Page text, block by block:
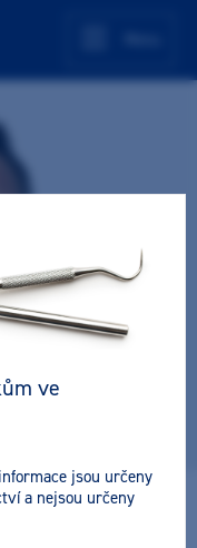
ve
jsou určeny
a nejsou určeny